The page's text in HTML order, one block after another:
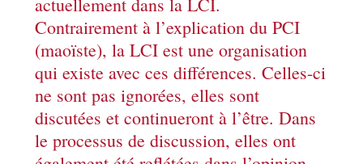
Contrairement à l’explication du PCI
(maoïste), la LCI est une organisation
qui existe avec ces différences. Celles-ci
ne sont pas ignorées, elles sont
discutées et continueront à l’être. Dans
le processus de discussion, elles ont